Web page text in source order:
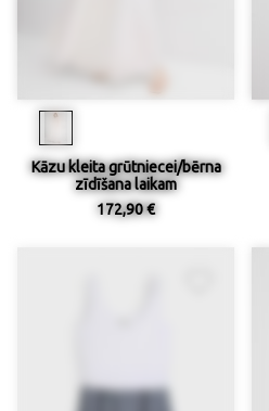
Kāzu kleita grūtniecei/bērna
zīdīšana laikam
172,90 €